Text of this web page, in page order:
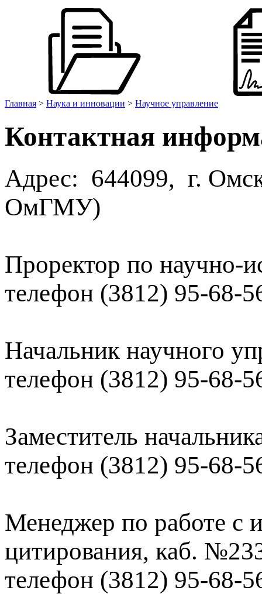
Главная > Наука и инновации > Научное управление
Контактная
Адрес: 644099, г.
ОмГМУ)
Проректор по научно-
телефон (3812) 95-68-
Начальник научного
телефон (3812) 95-68-
Заместитель
телефон (3812) 95-68-
Менеджер по работе с
цитирования, каб.
телефон (3812) 95-68-